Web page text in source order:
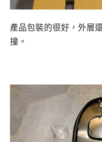
產品包裝的很好，外層
撞。